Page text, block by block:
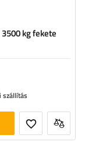
kg fekete
szállítás